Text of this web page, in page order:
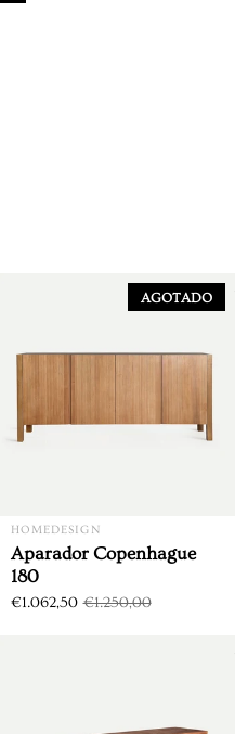
Aparador Busk 160
HOMEDESIGN
Aparador Copenhague
180
€1.062,50 €1.250,00
AGOTADO